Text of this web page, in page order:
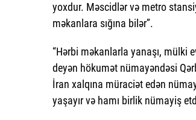
yoxdur. Məscidlər və metro
məkanlara sığına bilər”.
“Hərbi məkanlarla yanaşı, mülki
deyən hökumət nümayəndəsi
İran xalqına müraciət edən
yaşayır və hamı birlik nümayiş